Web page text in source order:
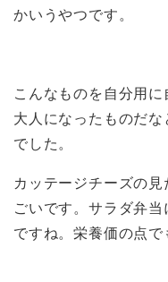
かいうやつです。
こんなものを自分用
大人になったものだ
でした。
カッテージチーズの
ごいです。サラダ弁
ですね。栄養価の点で